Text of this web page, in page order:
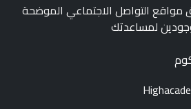
مواقع التواصل الاجتماعي الموضحة
لمساعدتك